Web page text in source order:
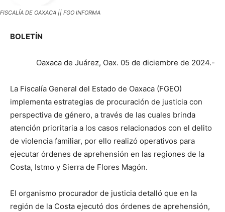
FISCALÍA DE OAXACA || FGO INFORMA
BOLETÍN
Oaxaca de Juárez, Oax. 05 de diciembre de 2024.-
La Fiscalía General del Estado de Oaxaca (FGEO)
implementa estrategias de procuración de justicia con
perspectiva de género, a través de las cuales brinda
atención prioritaria a los casos relacionados con el delito
de violencia familiar, por ello realizó operativos para
ejecutar órdenes de aprehensión en las regiones de la
Costa, Istmo y Sierra de Flores Magón.
El organismo procurador de justicia detalló que en la
región de la Costa ejecutó dos órdenes de aprehensión,